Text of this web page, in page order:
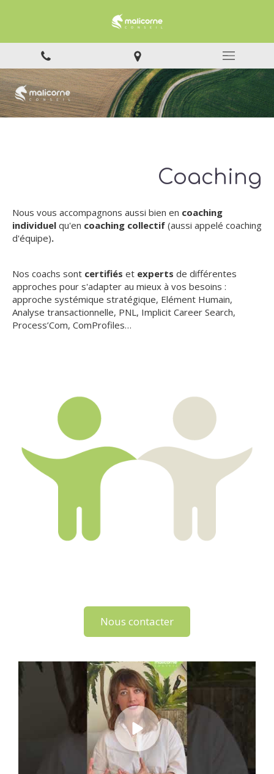
Coaching
Nous vous accompagnons aussi bien en coaching
individuel qu'en coaching collectif (aussi appelé coaching
d'équipe).
Nos coachs sont certifiés et experts de différentes
approches pour s'adapter au mieux à vos besoins :
approche systémique stratégique, Elément Humain,
Analyse transactionnelle, PNL, Implicit Career Search,
Process’Com, ComProfiles…
Nous contacter